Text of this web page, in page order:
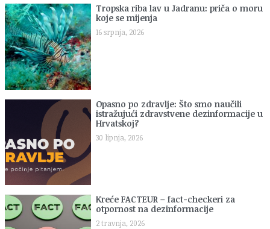
Tropska riba lav u Jadranu: priča o moru
koje se mijenja
16 srpnja, 2026
Opasno po zdravlje: Što smo naučili
istražujući zdravstvene dezinformacije u
Hrvatskoj?
30 lipnja, 2026
Kreće FACTEUR – fact-checkeri za
otpornost na dezinformacije
2 travnja, 2026